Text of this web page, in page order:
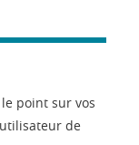
point sur vos
de